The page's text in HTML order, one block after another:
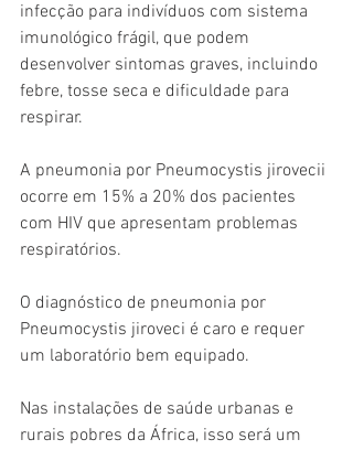
infecção para indivíduos com sistema
imunológico frágil, que podem
desenvolver sintomas graves, incluindo
febre, tosse seca e dificuldade para
respirar.
A pneumonia por Pneumocystis jirovecii
ocorre em 15% a 20% dos pacientes
com HIV que apresentam problemas
respiratórios.
O diagnóstico de pneumonia por
Pneumocystis jiroveci é caro e requer
um laboratório bem equipado.
Nas instalações de saúde urbanas e
rurais pobres da África, isso será um